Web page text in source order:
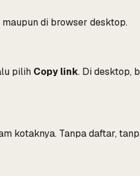
di browser desktop.
pilih Copy link. Di desktop,
kotaknya. Tanpa daftar,